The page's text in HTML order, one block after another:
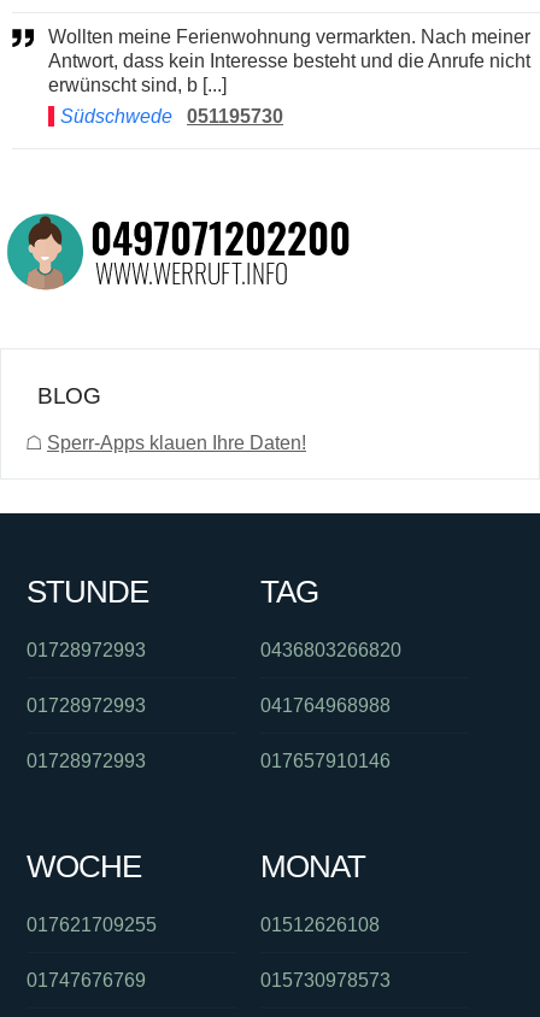
Wollten meine Ferienwohnung vermarkten. Nach meiner
Antwort, dass kein Interesse besteht und die Anrufe nicht
erwünscht sind, b [...]
Südschwede
051195730
BLOG
☖ Sperr-Apps klauen Ihre Daten!
STUNDE
01728972993
01728972993
01728972993
TAG
0436803266820
041764968988
017657910146
WOCHE
017621709255
01747676769
MONAT
01512626108
015730978573